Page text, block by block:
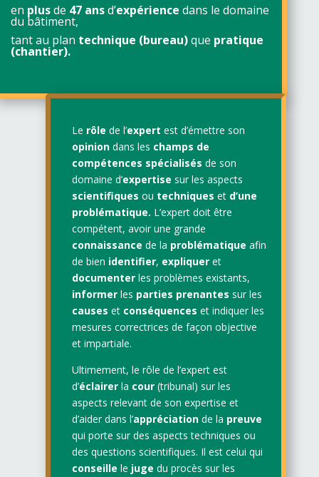
en plusde 47 ansd’expérience dans le domaine
du bâtiment,
tant au plan technique (bureau)que pratique
(chantier).
Le rôle de l’expert est d’émettre son
opiniondans les champs de
compétences spécialisés de son
domaine d’expertise sur les aspects
scientifiques ou techniques et d’une
problématique. L’expert doit être
compétent, avoir une grande
connaissance de la problématique afin
de bien identifier, expliqueret
documenterles problèmes existants,
informer les parties prenantes sur les
causes et conséquences et indiquer les
mesures correctrices de façon objective
et impartiale.
Ultimement, le rôle de l’expert est
d’éclairerla cour(tribunal) sur les
aspects relevant de son expertise et
d’aider dans l’appréciationde la preuve
qui porte sur des aspects techniques ou
des questions scientifiques. Il est celui qui
conseille le juge du procès sur les